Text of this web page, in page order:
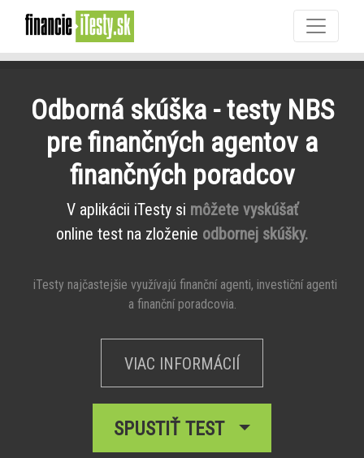
Odborná skúška - testy NBS
pre finančných agentov a
finančných poradcov
V aplikácii iTesty si môžete vyskúšať
online test na zloženie odbornej skúšky.
iTesty najčastejšie využívajú finanční agenti, investiční agenti
a finanční poradcovia.
VIAC INFORMÁCIÍ
SPUSTIŤ TEST